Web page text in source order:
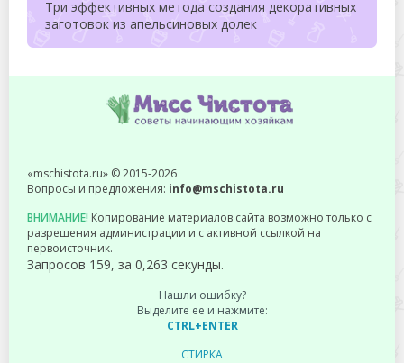
Три эффективных метода создания декоративных
заготовок из апельсиновых долек
«mschistota.ru» © 2015-2026
Вопросы и предложения: info@mschistota.ru
ВНИМАНИЕ! Копирование материалов сайта возможно только с
разрешения администрации и с активной ссылкой на
первоисточник.
Запросов 159, за 0,263 секунды.
Нашли ошибку?
Выделите ее и нажмите:
CTRL+ENTER
СТИРКА